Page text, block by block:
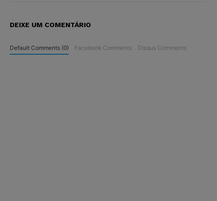
DEIXE UM COMENTÁRIO
Default Comments (0) Facebook Comments Disqus Comments